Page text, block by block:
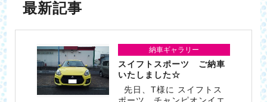
最新記事
納車ギャラリー
スイフトスポーツ ご納車
いたしました☆
先日、T様に スイフトス
ポーツ チャンピオンイエ